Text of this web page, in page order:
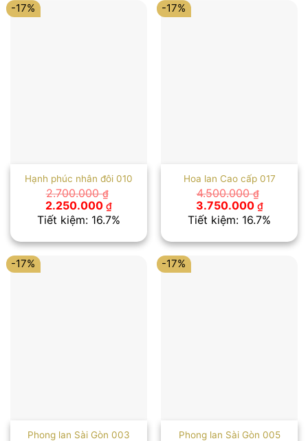
-17%
Hạnh phúc nhân đôi 010
2.700.000₫
Giá
gốc
là:
2.250.000 ₫Giá
hiện
tại
2.250.000 ₫.
Tiết kiệm: 16.7%
-17%
Hoa lan Cao cấp 017
4.500.000₫
Giá
gốc
là:
3.750.000 ₫Giá
hiện
tại
Tiết kiệm: 16.7%
-17%
Phong lan Sài Gòn 003
-17%
Phong lan Sài Gòn 005